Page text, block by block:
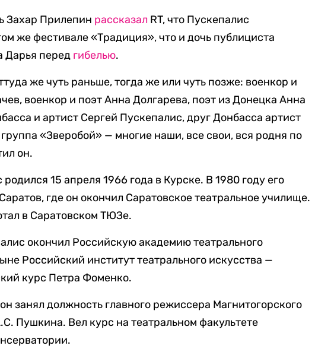
Захар Прилепин рассказал RT, что Пускепалис
же фестивале «Традиция», что и дочь публициста
Дарья перед гибелью.
же чуть раньше, тогда же или чуть позже: военкор и
военкор и поэт Анна Долгарева, поэт из Донецка Анна
и артист Сергей Пускепалис, друг Донбасса артист
«Зверобой» — многие наши, все свои, вся родня по
он.
15 апреля 1966 года в Курске. В 1980 году его
где он окончил Саратовское театральное училище.
в Саратовском ТЮЗе.
окончил Российскую академию театрального
Российский институт театрального искусства —
курс Петра Фоменко.
занял должность главного режиссера Магнитогорского
Пушкина. Вел курс на театральном факультете